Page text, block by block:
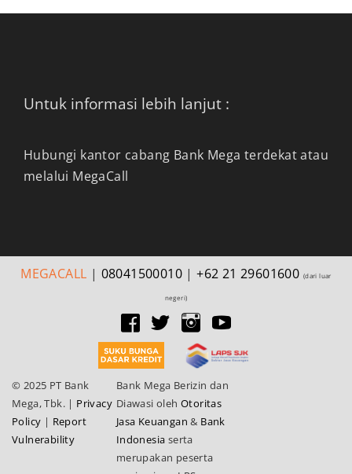
Untuk informasi lebih lanjut :
Hubungi kantor cabang Bank Mega terdekat atau
melalui MegaCall
MEGACALL | 08041500010 |+62 21 29601600 (dari luar
negeri)
© 2025 PT Bank
Mega, Tbk. | Privacy
Policy | Report
Vulnerability
Bank Mega Berizin dan
Diawasi oleh Otoritas
Jasa Keuangan & Bank
Indonesia serta
merupakan peserta